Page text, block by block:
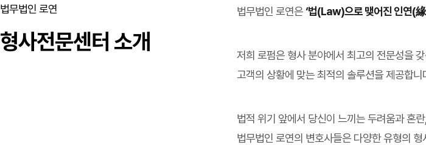
법무법인 로연
형사전문센터 소개
법무법인 로연은‘법(Law)으로 맺어진 인연(
저희 로펌은 형사 분야에서 최고의 전문성을
고객의 상황에 맞는 최적의 솔루션을 제공합니
법적 위기 앞에서 당신이 느끼는 두려움과 혼
법무법인 로연의 변호사들은 다양한 유형의